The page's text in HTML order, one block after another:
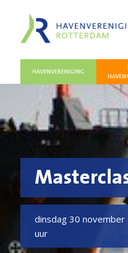
HAVENVERENIGING
dinsdag 30
uur